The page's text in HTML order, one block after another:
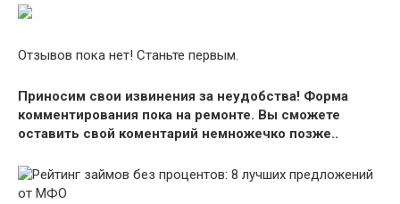
Отзывов пока нет! Станьте первым.
Приносим свои извинения за неудобства! Форма
комментирования пока на ремонте. Вы сможете
оставить свой коментарий немножечко позже..